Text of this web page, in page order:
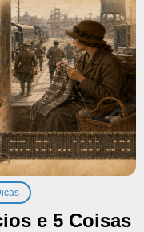
e 5 Coisas